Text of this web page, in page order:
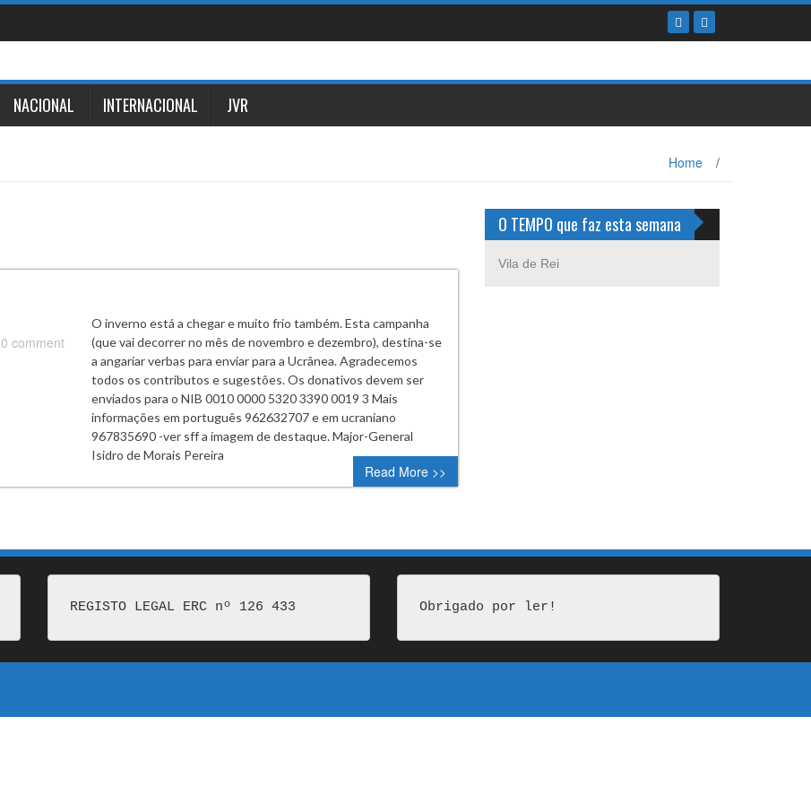
NACIONAL INTERNACIONAL JVR
Home /
0 comment
O inverno está a chegar e muito frio também. Esta campanha
(que vai decorrer no mês de novembro e dezembro), destina-se
a angariar verbas para enviar para a Ucrânea. Agradecemos
todos os contributos e sugestões. Os donativos devem ser
enviados para o NIB 0010 0000 5320 3390 0019 3 Mais
informações em português 962632707 e em ucraniano
967835690 -ver sff a imagem de destaque. Major-General
Isidro de Morais Pereira
Read More >>
O TEMPO que faz esta semana
Vila de Rei
REGISTO LEGAL ERC nº 126 433 Obrigado por ler!